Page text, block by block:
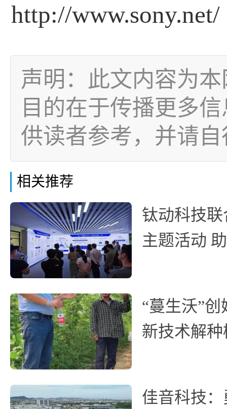
http://www.sony.net/
声明：此文内容为
目的在于传播更多
供读者参考，并请
相关推荐
钛动科技
主题活动
“蔓生沃”
新技术解
佳音科技